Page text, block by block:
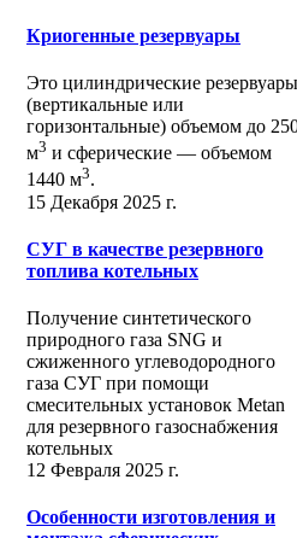
Криогенные резервуары
Это цилиндрические резервуары
(вертикальные или
горизонтальные) объемом до
м3 и сферические ― объемом
1440 м3.
15 Декабря 2025 г.
СУГ в качестве резервного
топлива котельных
Получение синтетического
природного газа SNG и
сжиженного углеводородного
газа СУГ при помощи
смесительных установок Metan
для резервного газоснабжения
котельных
12 Февраля 2025 г.
Особенности изготовления и